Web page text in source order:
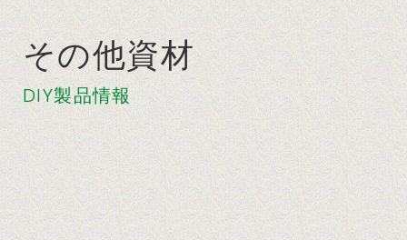
その他資材
DIY製品情報